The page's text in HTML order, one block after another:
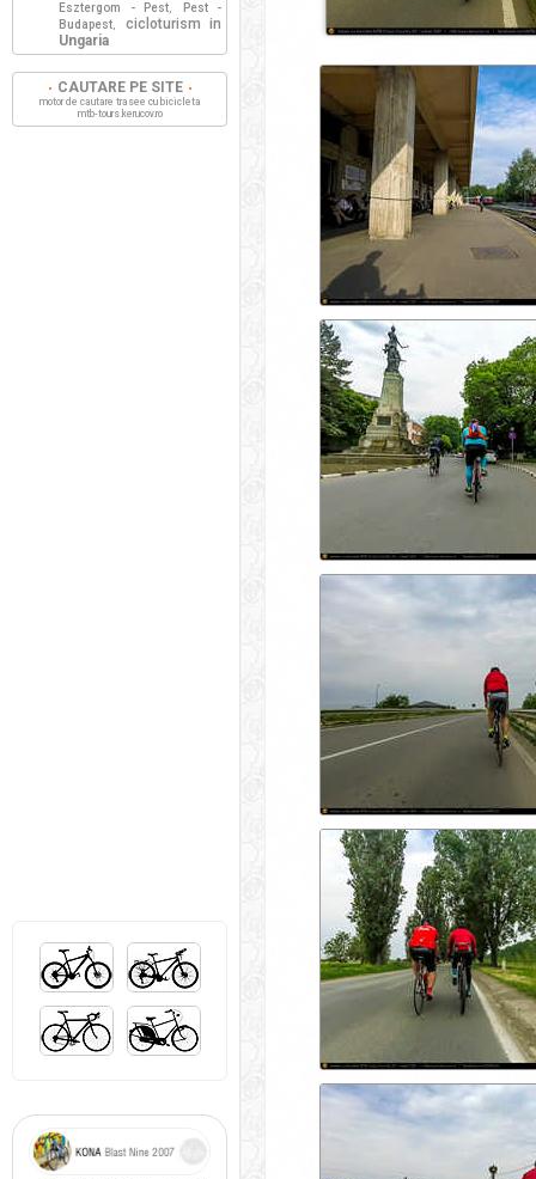
Esztergom - Pest,
Pest -
Budapest,
cicloturism in
Ungaria
CAUTARE PE SITE
motor de cautare trasee cu bicicleta
mtb-tours.kerucov.ro